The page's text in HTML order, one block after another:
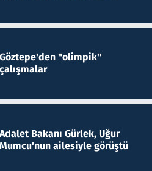
Göztepe'den "olimpik"
çalışmalar
Adalet Bakanı Gürlek, Uğur
Mumcu'nun ailesiyle görüştü